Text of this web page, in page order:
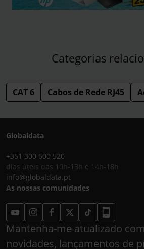
Categorias
CAT 6 Cabos de Rede RJ45
Globaldata
+351 300 600 520
dias úteis das 10h-13h e 14h-18h
info@globaldata.pt
As nossas comunidades
Mantenha-me atualizado
novidades, lançamentos de